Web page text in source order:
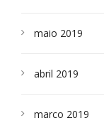
maio 2019
abril 2019
março 2019